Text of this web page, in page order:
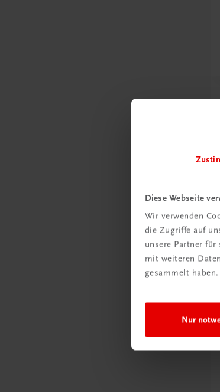
Diese Webseite
Wir verwenden
die Zugriffe auf
unsere Partner
mit weiteren
gesammelt haben.
Nur